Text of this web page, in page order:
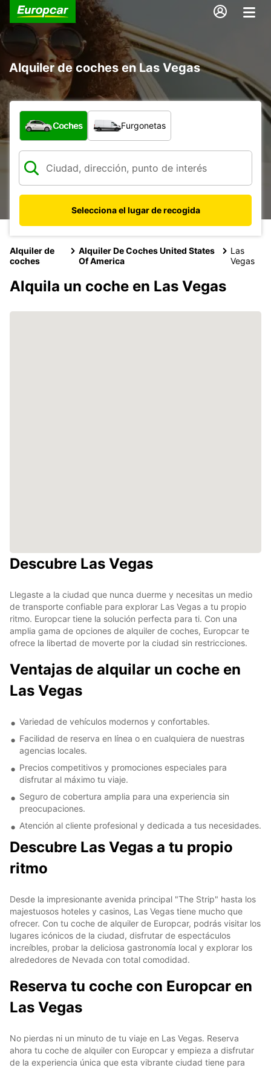
Alquiler de coches en Las Vegas
¿Qué tipo de vehículo?
Coches Furgonetas
Selecciona el lugar de recogida
Alquiler de
coches
Alquiler De Coches United States
Of America
Las
Vegas
Alquila un coche en Las Vegas
Descubre Las Vegas
Llegaste a la ciudad que nunca duerme y necesitas un medio
de transporte confiable para explorar Las Vegas a tu propio
ritmo. Europcar tiene la solución perfecta para ti. Con una
amplia gama de opciones de alquiler de coches, Europcar te
ofrece la libertad de moverte por la ciudad sin restricciones.
Ventajas de alquilar un coche en
Las Vegas
Variedad de vehículos modernos y confortables.
Facilidad de reserva en línea o en cualquiera de nuestras
agencias locales.
Precios competitivos y promociones especiales para
disfrutar al máximo tu viaje.
Seguro de cobertura amplia para una experiencia sin
preocupaciones.
Atención al cliente profesional y dedicada a tus necesidades.
Descubre Las Vegas a tu propio
ritmo
Desde la impresionante avenida principal "The Strip" hasta los
majestuosos hoteles y casinos, Las Vegas tiene mucho que
ofrecer. Con tu coche de alquiler de Europcar, podrás visitar los
lugares icónicos de la ciudad, disfrutar de espectáculos
increíbles, probar la deliciosa gastronomía local y explorar los
alrededores de Nevada con total comodidad.
Reserva tu coche con Europcar en
Las Vegas
No pierdas ni un minuto de tu viaje en Las Vegas. Reserva
ahora tu coche de alquiler con Europcar y empieza a disfrutar
de la experiencia única que esta vibrante ciudad tiene para